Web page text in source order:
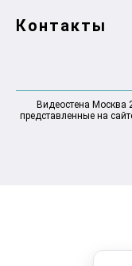
Контакты
Видеостена
представленные на